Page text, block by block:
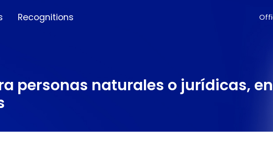
Recognitions
personas naturales o jurídicas,